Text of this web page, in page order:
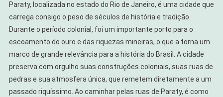
Paraty, localizada no estado do Rio de Janeiro, é uma cidade que
carrega consigo o peso de séculos de história e tradição.
Durante o período colonial, foi um importante porto para o
escoamento do ouro e das riquezas mineiras, o que a torna um
marco de grande relevância para a história do Brasil. A cidade
preserva com orgulho suas construções coloniais, suas ruas de
pedras e sua atmosfera única, que remetem diretamente a um
passado riquíssimo. Ao caminhar pelas ruas de Paraty, é como